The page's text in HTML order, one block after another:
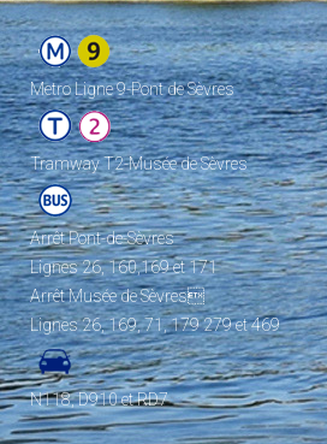
Metro Ligne 9-Pont de Sèvres
Tramway T2-Musée de Sèvres
Arrêt Pont-de-Sèvres
Lignes 26, 160,169 et 171
Arrêt Musée de Sèvres
Lignes 26, 169, 71, 179 279 et 469
N118, D910 et RD7